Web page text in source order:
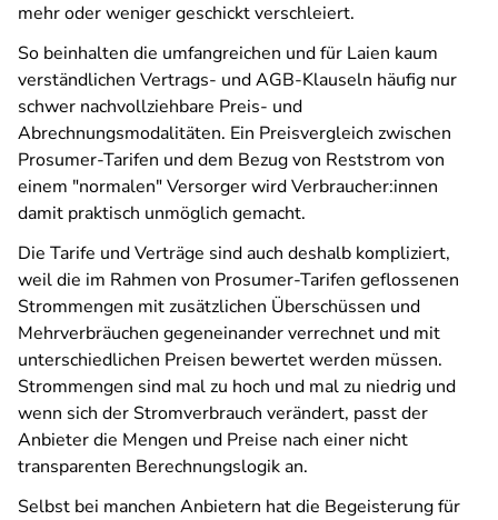
mehr oder weniger geschickt verschleiert.
So beinhalten die umfangreichen und für Laien kaum
verständlichen Vertrags- und AGB-Klauseln häufig nur
schwer nachvollziehbare Preis- und
Abrechnungsmodalitäten. Ein Preisvergleich zwischen
Prosumer-Tarifen und dem Bezug von Reststrom von
einem "normalen" Versorger wird Verbraucher:innen
damit praktisch unmöglich gemacht.
Die Tarife und Verträge sind auch deshalb kompliziert,
weil die im Rahmen von Prosumer-Tarifen geflossenen
Strommengen mit zusätzlichen Überschüssen und
Mehrverbräuchen gegeneinander verrechnet und mit
unterschiedlichen Preisen bewertet werden müssen.
Strommengen sind mal zu hoch und mal zu niedrig und
wenn sich der Stromverbrauch verändert, passt der
Anbieter die Mengen und Preise nach einer nicht
transparenten Berechnungslogik an.
Selbst bei manchen Anbietern hat die Begeisterung für